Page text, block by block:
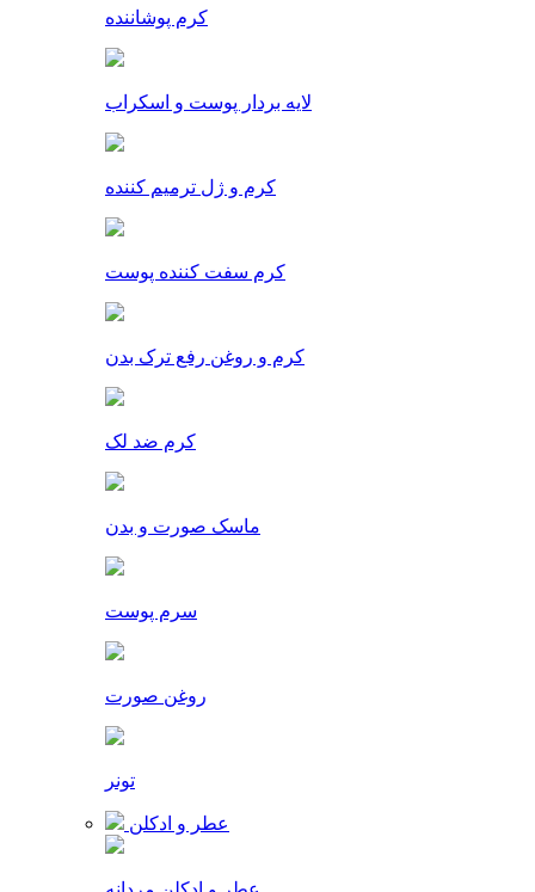
کرم پوشاننده
لایه بردار پوست و اسکراب
کرم و ژل ترمیم کننده
کرم سفت کننده پوست
کرم و روغن رفع ترک بدن
کرم ضد لک
ماسک صورت و بدن
سرم پوست
روغن صورت
تونر
عطر و ادکلن